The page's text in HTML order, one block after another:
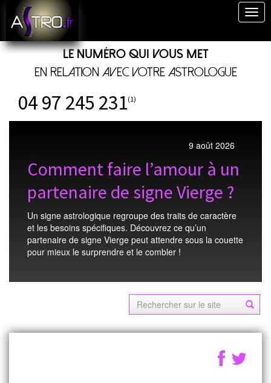
Le numéro qui vous met
en relation avec votre astrologue
04 97 245 231(1)
9 août 2026
Comment faire l’amour à un
partenaire de signe Vierge ?
Un signe astrologique regroupe des traits de caractère
et les besoins spécifiques. Découvrez ce qu’un
partenaire de signe Vierge peut attendre sous la couette
pour mieux le surprendre et le combler !